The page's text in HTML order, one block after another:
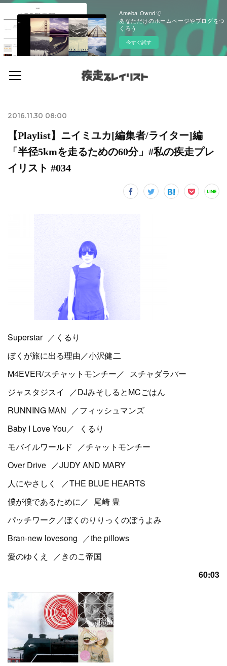
Ameba Owndで
あなただけのホームページやブログをつ
くろう
今すぐ試す
2016.11.30 08:00
【Playlist】ニイミユカ[編集者/ライター]編
「半径5kmを走るための60分」#私の疾走プレ
イリスト #034
Superstar ／くるり
ぼくが旅に出る理由／小沢健二
M4EVER/スチャットモンチー／ スチャダラパー
ジャスタジスイ ／DJみそしるとMCごはん
RUNNING MAN ／フィッシュマンズ
Baby I Love You／ くるり
モバイルワールド ／チャットモンチー
Over Drive ／JUDY AND MARY
人にやさしく ／THE BLUE HEARTS
僕が僕であるために／ 尾崎 豊
パッチワーク／ぼくのりりっくのぼうよみ
Bran-new lovesong ／the pillows
愛のゆくえ ／きのこ帝国
60:03